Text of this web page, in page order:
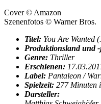
Cover © Amazon
Szenenfotos © Warner Bros.
Titel: You Are Wanted
Produktionsland und
Genre: Thriller
Erschienen: 17
Label: Pantaleon /
Spielzeit: 277 Minuten
Darsteller: